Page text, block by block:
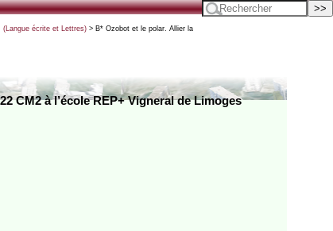
(Langue écrite et Lettres)> B* Ozobot et le polar. Allier la
CM2 à l’école REP+ Vigneral de Limoges